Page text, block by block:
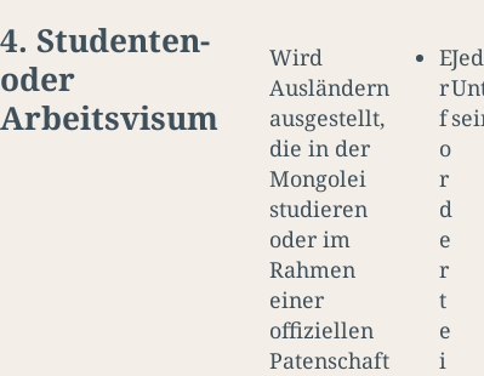
4. Studenten-
oder
Arbeitsvisum
Wird
Ausländern
ausgestellt,
die in der
Mongolei
studieren
oder im
Rahmen
einer
offiziellen
Patenschaft
E
r
f
o
r
d
e
r
t
e
i